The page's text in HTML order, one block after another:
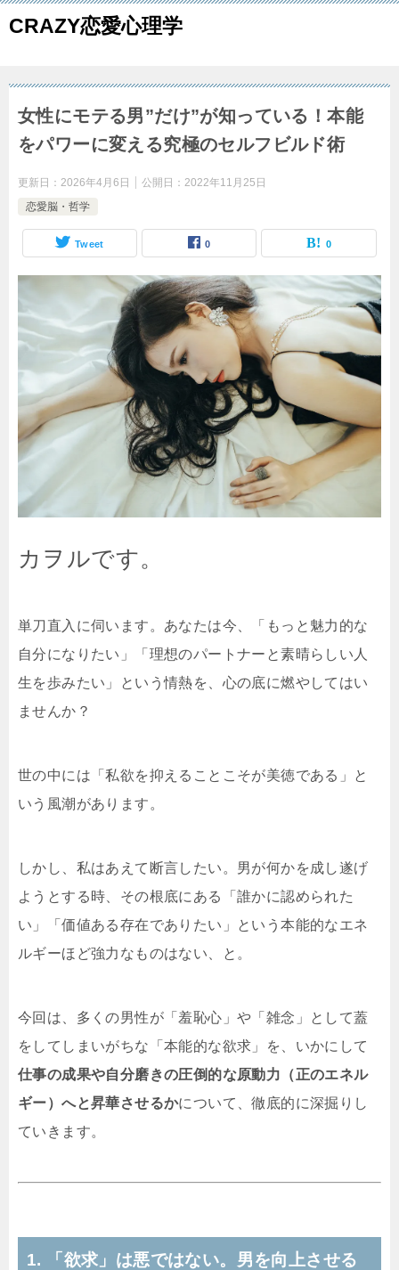
CRAZY恋愛心理学
女性にモテる男”だけ”が知っている！本能
をパワーに変える究極のセルフビルド術
更新日： 2026年4月6日 公開日： 2022年11月25日
恋愛脳・哲学
Tweet 0 0
カヲルです。
単刀直入に伺います。あなたは今、「もっと魅力的な
自分になりたい」「理想のパートナーと素晴らしい人
生を歩みたい」という情熱を、心の底に燃やしてはい
ませんか？
世の中には「私欲を抑えることこそが美徳である」と
いう風潮があります。
しかし、私はあえて断言したい。男が何かを成し遂げ
ようとする時、その根底にある「誰かに認められた
い」「価値ある存在でありたい」という本能的なエネ
ルギーほど強力なものはない、と。
今回は、多くの男性が「羞恥心」や「雑念」として蓋
をしてしまいがちな「本能的な欲求」を、いかにして
仕事の成果や自分磨きの圧倒的な原動力（正のエネル
ギー）へと昇華させるかについて、徹底的に深掘りし
ていきます。
1. 「欲求」は悪ではない。男を向上させる